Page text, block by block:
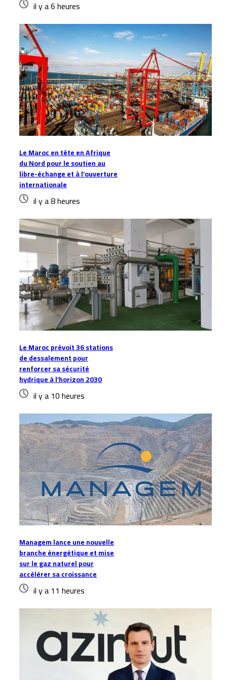
il y a 6 heures
Le Maroc en tête en Afrique
du Nord pour le soutien au
libre-échange et à l’ouverture
internationale
il y a 8 heures
Le Maroc prévoit 36 stations
de dessalement pour
renforcer sa sécurité
hydrique à l’horizon 2030
il y a 10 heures
Managem lance une nouvelle
branche énergétique et mise
sur le gaz naturel pour
accélérer sa croissance
il y a 11 heures